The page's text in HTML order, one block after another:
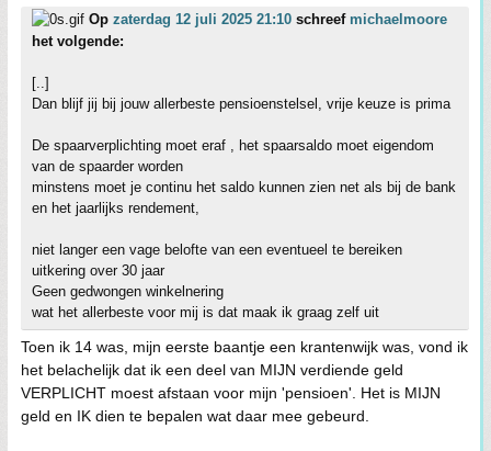
Op zaterdag 12 juli 2025 21:10 schreef michaelmoore
het volgende:
[..]
Dan blijf jij bij jouw allerbeste pensioenstelsel, vrije keuze is prima
De spaarverplichting moet eraf , het spaarsaldo moet eigendom
van de spaarder worden
minstens moet je continu het saldo kunnen zien net als bij de bank
en het jaarlijks rendement,
niet langer een vage belofte van een eventueel te bereiken
uitkering over 30 jaar
Geen gedwongen winkelnering
wat het allerbeste voor mij is dat maak ik graag zelf uit
Toen ik 14 was, mijn eerste baantje een krantenwijk was, vond ik
het belachelijk dat ik een deel van MIJN verdiende geld
VERPLICHT moest afstaan voor mijn 'pensioen'. Het is MIJN
geld en IK dien te bepalen wat daar mee gebeurd.